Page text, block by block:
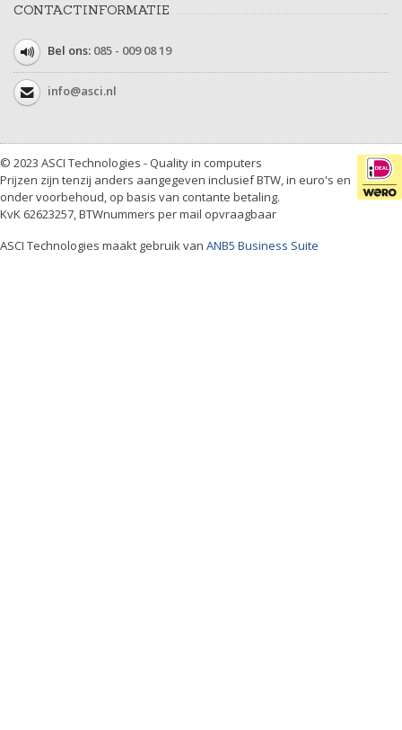
CONTACTINFORMATIE
Bel ons: 085 - 009 08 19
info@asci.nl
© 2023 ASCI Technologies - Quality in computers
Prijzen zijn tenzij anders aangegeven inclusief BTW, in euro's en
onder voorbehoud, op basis van contante betaling.
KvK 62623257, BTWnummers per mail opvraagbaar
ASCI Technologies maakt gebruik van ANB5 Business Suite